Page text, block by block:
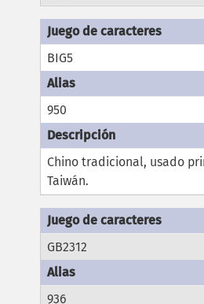
BIG5
950
Chino tradicional, usado
Taiwán.
GB2312
936